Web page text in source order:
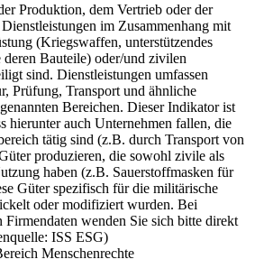
Produktion, dem Vertrieb oder der
im Zusammenhang mit
(Kriegswaffen, unterstützendes
Bauteile) oder/und zivilen
sind. Dienstleistungen umfassen
Prüfung, Transport und ähnliche
Bereichen. Dieser Indikator ist
hierunter auch Unternehmen fallen, die
tätig sind (z.B. durch Transport von
produzieren, die sowohl zivile als
haben (z.B. Sauerstoffmasken für
Güter spezifisch für die militärische
oder modifiziert wurden. Bei
Firmendaten wenden Sie sich bitte direkt
ISS ESG)
Menschenrechte